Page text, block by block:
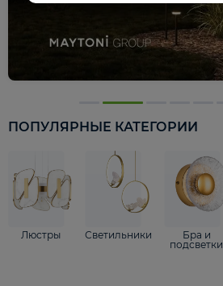
ПОПУЛЯРНЫЕ КАТЕГОРИИ
Люстры Светильники
Бра и
подсветки